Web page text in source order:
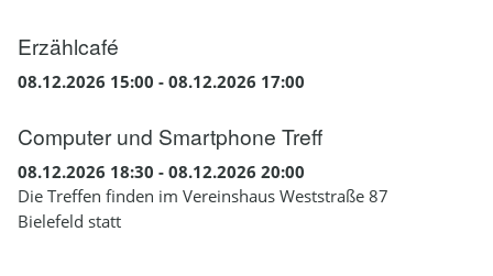
Erzählcafé
08.12.2026 15:00 - 08.12.2026 17:00
Computer und Smartphone Treff
08.12.2026 18:30 - 08.12.2026 20:00
Die Treffen finden im Vereinshaus Weststraße 87
Bielefeld statt